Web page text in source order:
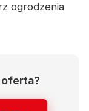
ogrodzenia
oferta?